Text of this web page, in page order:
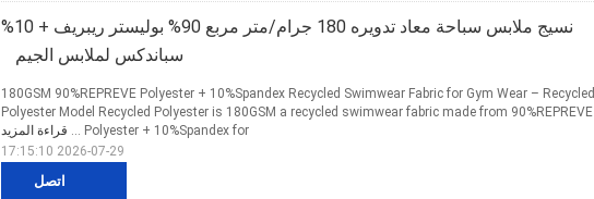
نسيج ملابس سباحة معاد تدويره 180 جرام/متر مربع 90% بوليستر ريبريف + 10%
سباندكس لملابس الجيم
اتصل
180GSM 90%REPREVE Polyester + 10%Spandex Recycled Swimwear Fabric for Gym Wear – Recycled
Polyester Model Recycled Polyester is 180GSM a recycled swimwear fabric made from 90%REPREVE
Polyester + 10%Spandex for ...
قراءة المزيد
2026-07-29 17:15:10